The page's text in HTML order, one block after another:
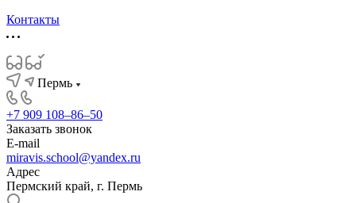
Контакты
Пермь
+7 909 108‒86‒50
Заказать звонок
E-mail
miravis.school@yandex.ru
Адрес
Пермский край, г. Пермь